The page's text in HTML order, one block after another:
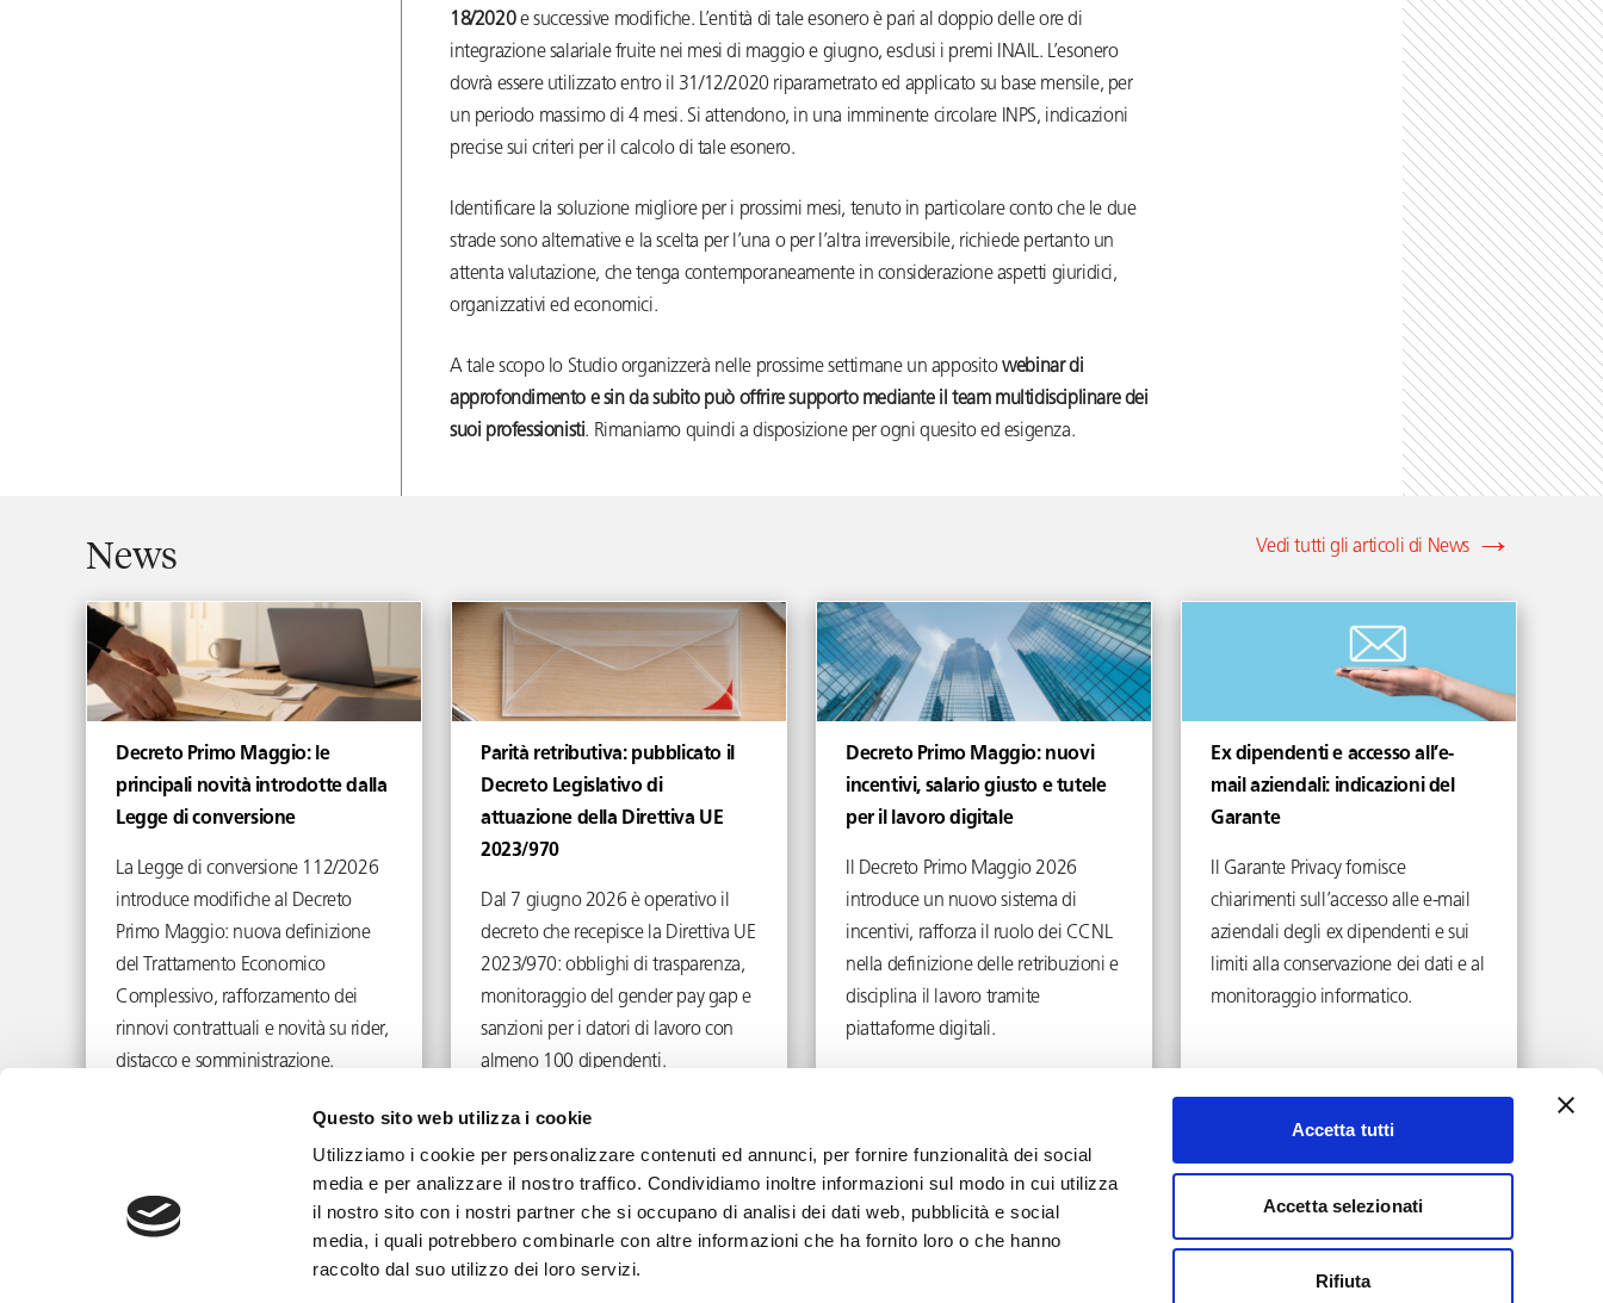
Questo sito web utilizza i cookie
Utilizziamo i cookie per personalizzare contenuti ed annunci, per fornire funzionalità dei social
media e per analizzare il nostro traffico. Condividiamo inoltre informazioni sul modo in cui utilizza
il nostro sito con i nostri partner che si occupano di analisi dei dati web, pubblicità e social
media, i quali potrebbero combinarle con altre informazioni che ha fornito loro o che hanno
raccolto dal suo utilizzo dei loro servizi.
Accetta tutti
Accetta selezionati
Rifiuta
18/2020e successive modifiche. L’entità di tale esonero è pari al doppio delle ore di
integrazione salariale fruite nei mesi di maggio e giugno, esclusi i premi INAIL. L’esonero
dovrà essere utilizzato entro il 31/12/2020 riparametrato ed applicato su base mensile, per
un periodo massimo di 4 mesi. Si attendono, in una imminente circolare INPS, indicazioni
precise sui criteri per il calcolo di tale esonero.
Identificare la soluzione migliore per i prossimi mesi, tenuto in particolare conto che le due
strade sono alternative e la scelta per l’una o per l’altra irreversibile, richiede pertanto un
attenta valutazione, che tenga contemporaneamente in considerazione aspetti giuridici,
organizzativi ed economici.
A tale scopo lo Studio organizzerà nelle prossime settimane un appositowebinar di
approfondimento e sin da subito può offrire supporto mediante il team multidisciplinare dei
suoi professionisti. Rimaniamo quindi a disposizione per ogni quesito ed esigenza.
News Vedi tutti gli articoli di News
Decreto Primo Maggio: le
principali novità introdotte dalla
Legge di conversione
La Legge di conversione 112/2026
introduce modifiche al Decreto
Primo Maggio: nuova definizione
del Trattamento Economico
Complessivo, rafforzamento dei
rinnovi contrattuali e novità su rider,
distacco e somministrazione.
Parità retributiva: pubblicato il
Decreto Legislativo di
attuazione della Direttiva UE
2023/970
Giugno 4, 2026
Dal 7 giugno 2026 è operativo il
decreto che recepisce la Direttiva UE
2023/970: obblighi di trasparenza,
monitoraggio del gender pay gap e
sanzioni per i datori di lavoro con
almeno 100 dipendenti.
Decreto Primo Maggio: nuovi
incentivi, salario giusto e tutele
per il lavoro digitale
Il Decreto Primo Maggio 2026
introduce un nuovo sistema di
incentivi, rafforza il ruolo dei CCNL
nella definizione delle retribuzioni e
disciplina il lavoro tramite
piattaforme digitali.
Ex dipendenti e accesso all’e-
mail aziendali: indicazioni del
Garante
Il Garante Privacy fornisce
chiarimenti sull’accesso alle e-mail
aziendali degli ex dipendenti e sui
limiti alla conservazione dei dati e al
monitoraggio informatico.
info@toffolettodeluca.it Privacy Cookie Note Legali YouTube
LinkedIn